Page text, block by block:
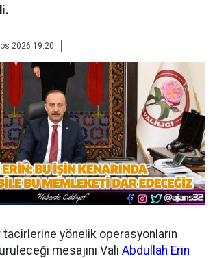
2026 19:20
tacirlerine yönelik operasyonların
mesajını Vali Abdullah Erin